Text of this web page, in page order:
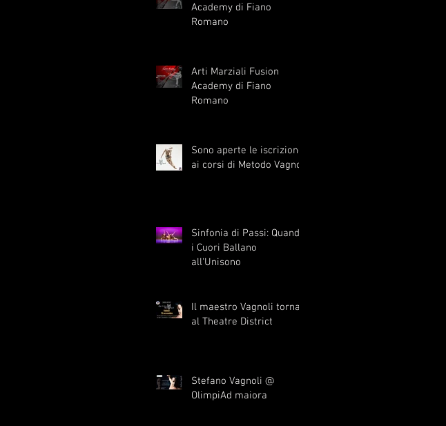
Academy di Fiano
Romano
Arti Marziali Fusion
Academy di Fiano
Romano
Sono aperte le iscrizione
ai corsi di Metodo Vagnoli
Sinfonia di Passi: Quando
i Cuori Ballano
all'Unisono
Il maestro Vagnoli torna
al Theatre District
Stefano Vagnoli @
OlimpiAd maiora